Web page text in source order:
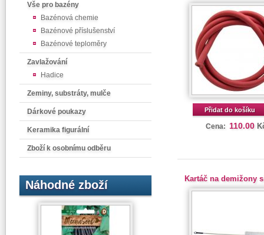
Vše pro bazény
Bazénová chemie
Bazénové příslušenství
Bazénové teploměry
Zavlažování
Hadice
Zeminy, substráty, mulče
Dárkové poukazy
Keramika figurální
Zboží k osobnímu odběru
Náhodné zboží
Přidat do košíku
Cena: 110.00
Kartáč na demižony